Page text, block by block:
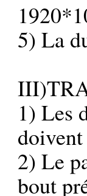
5) La
1) Les
2) Le
bout